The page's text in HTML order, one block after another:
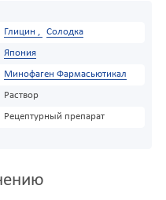
Глицин , Солодка
Япония
Минофаген Фармасьютикал
Раствор
Рецептурный препарат